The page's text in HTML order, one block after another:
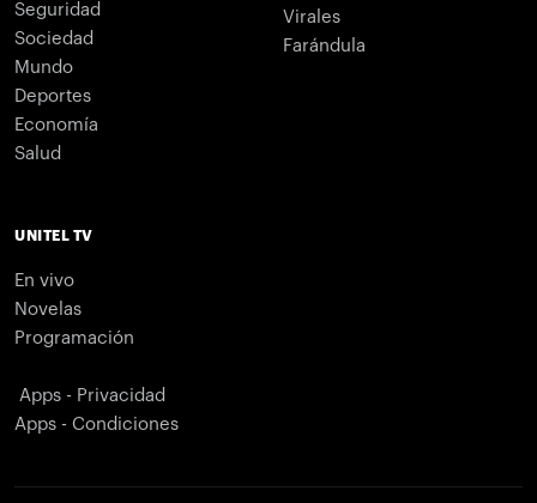
Seguridad
Sociedad
Mundo
Deportes
Economía
Salud
Virales
Farándula
UNITEL TV
En vivo
Novelas
Programación
Apps - Privacidad
Apps - Condiciones